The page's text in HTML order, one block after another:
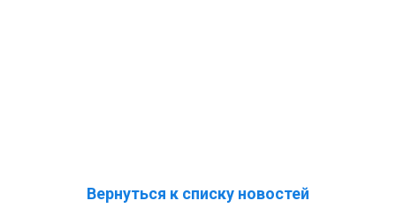
Вернуться к списку новостей